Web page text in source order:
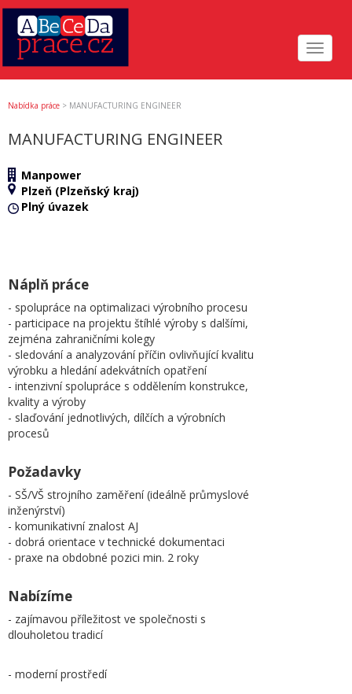
Toggle
Nabídka práce > MANUFACTURING ENGINEER
MANUFACTURING ENGINEER
Manpower
Plzeň (Plzeňský kraj)
Plný úvazek
Náplň práce
- spolupráce na optimalizaci výrobního procesu
- participace na projektu štíhlé výroby s dalšími,
zejména zahraničními kolegy
- sledování a analyzování příčin ovlivňující kvalitu
výrobku a hledání adekvátních opatření
- intenzivní spolupráce s oddělením konstrukce,
kvality a výroby
- slaďování jednotlivých, dílčích a výrobních
procesů
Požadavky
- SŠ/VŠ strojního zaměření (ideálně průmyslové
inženýrství)
- komunikativní znalost AJ
- dobrá orientace v technické dokumentaci
- praxe na obdobné pozici min. 2 roky
Nabízíme
- zajímavou příležitost ve společnosti s
dlouholetou tradicí
- moderní prostředí